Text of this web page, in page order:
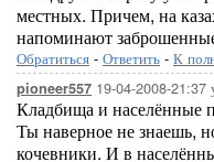
местных. Причем, на
напоминают
Обратиться - Ответить - К
pioneer557 19-04-2008-21:37
Кладбища и населённые
Ты наверное не знаешь,
кочевники. И в